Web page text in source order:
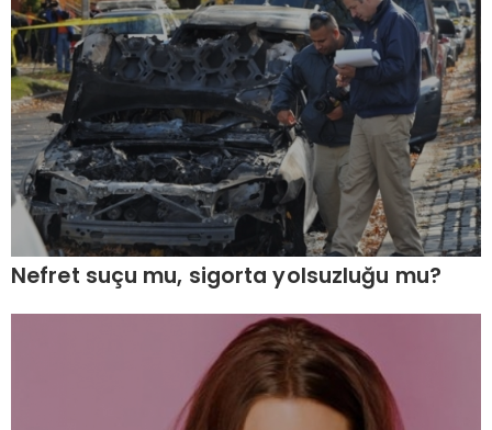
Nefret suçu mu, sigorta yolsuzluğu mu?